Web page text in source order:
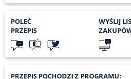
POLEĆ
PRZEPIS
WYŚLIJ
PRZEPIS POCHODZI Z PROGRAMU: